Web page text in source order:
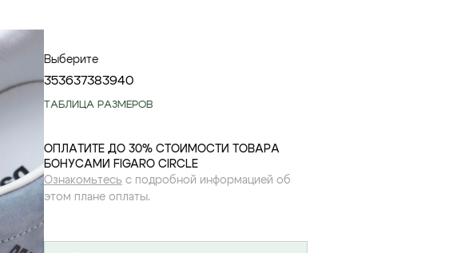
Выберите
353637383940
ТАБЛИЦА РАЗМЕРОВ
ОПЛАТИТЕ ДО 30% СТОИМОСТИ ТОВАРА
БОНУСАМИ FIGARO CIRCLE
Ознакомьтесь с подробной информацией об
этом плане оплаты.